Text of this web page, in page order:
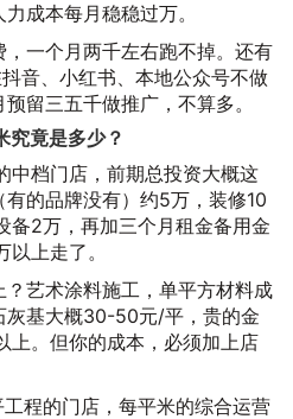
成本每月稳稳过万。
一个月两千左右跑不掉。还有
音、小红书、本地公众号不做
留三五千做推广，不算多。
究竟是多少？
中档门店，前期总投资大概这
的品牌没有）约5万，装修10
备2万，再加三个月租金备用金
上走了。
艺术涂料施工，单平方材料成
灰基大概30-50元/平，贵的金
上。但你的成本，必须加上店
程的门店，每平米的综合运营